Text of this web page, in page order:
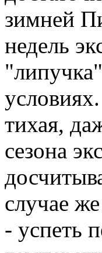
зимней
недель
тихая,
сезона
случае
- успеть